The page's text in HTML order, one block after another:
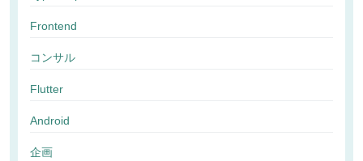
Frontend
コンサル
Flutter
Android
企画